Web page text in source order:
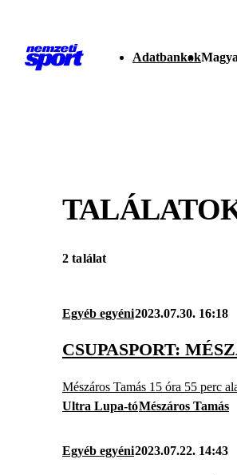
Adatbankok
2 találat
Egyéb egyéni2023.07.30. 16:18
CSUPASPORT:
Mészáros Tamás 15 óra 55 perc
Ultra Lupa-tóMészáros Tamás
Egyéb egyéni2023.07.22. 14:43